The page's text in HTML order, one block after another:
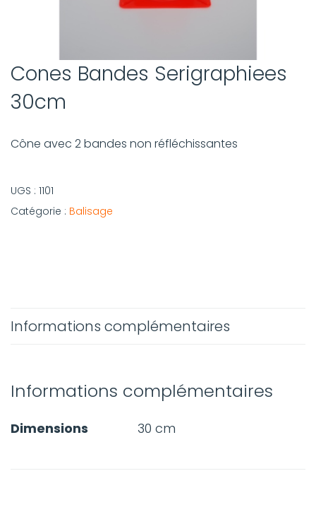
Cones Bandes Serigraphiees
30cm
Cône avec 2 bandes non réfléchissantes
UGS : 1101
Catégorie : Balisage
Informations complémentaires
Informations complémentaires
Dimensions 30 cm